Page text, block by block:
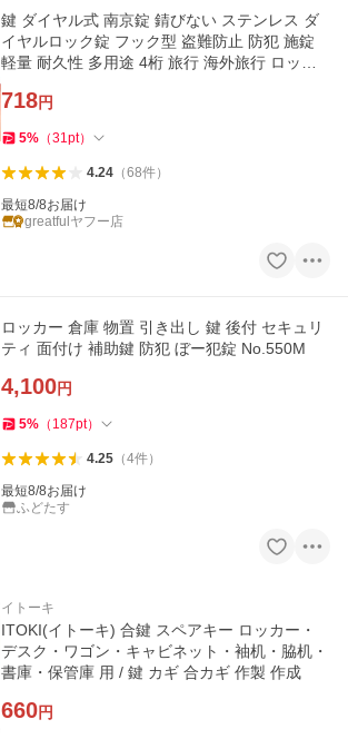
鍵 ダイヤル式 南京錠 錆びない ステンレス ダ
イヤルロック錠 フック型 盗難防止 防犯 施錠
軽量 耐久性 多用途 4桁 旅行 海外旅行 ロッカ
718円
5% （31pt）
4.24（68件）
最短8/8お届け
greatfulヤフー店
ロッカー 倉庫 物置 引き出し 鍵 後付 セキュリ
ティ 面付け 補助鍵 防犯 ぼー犯錠 No.550M
4,100円
5% （ 187pt）
4.25（4件）
最短8/8お届け
ふどたす
イトーキ
ITOKI(イトーキ) 合鍵 スペアキー ロッカー・
デスク・ワゴン・キャビネット・袖机・脇机・
書庫・保管庫 用 / 鍵 カギ 合カギ 作製 作成
660円